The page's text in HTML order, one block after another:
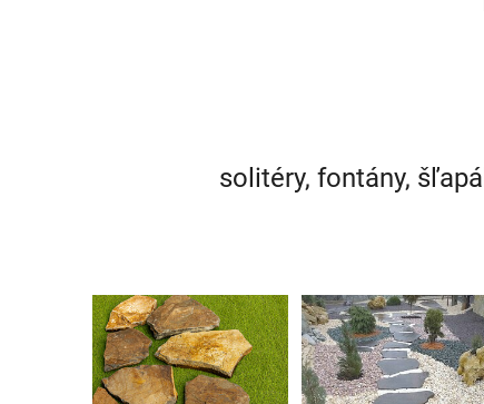
solitéry, fontány,